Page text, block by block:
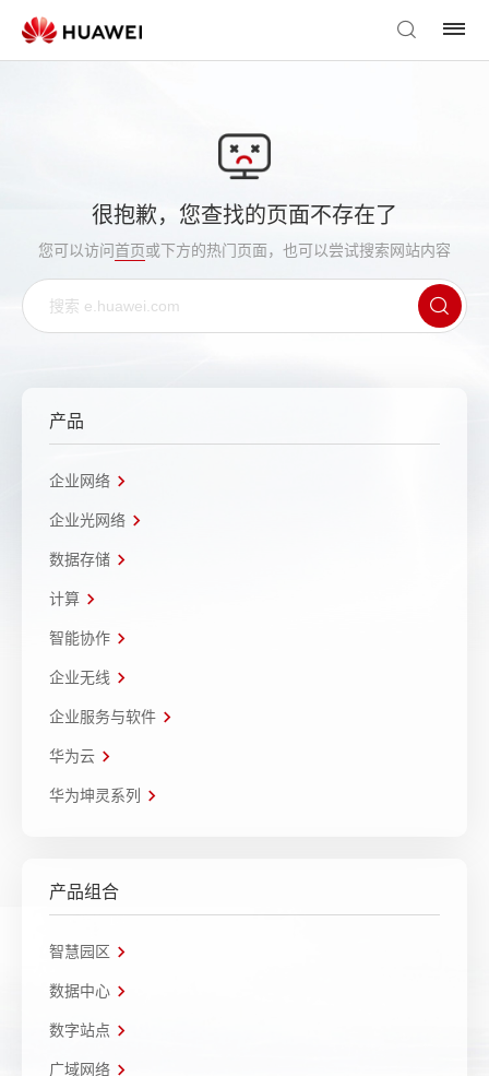
很抱歉，您查找的页面不存在了
您可以访问首页或下方的热门页面，也可以尝试搜索网站内容
产品
企业网络
企业光网络
数据存储
计算
智能协作
企业无线
企业服务与软件
华为云
华为坤灵系列
产品组合
智慧园区
数据中心
数字站点
广域网络